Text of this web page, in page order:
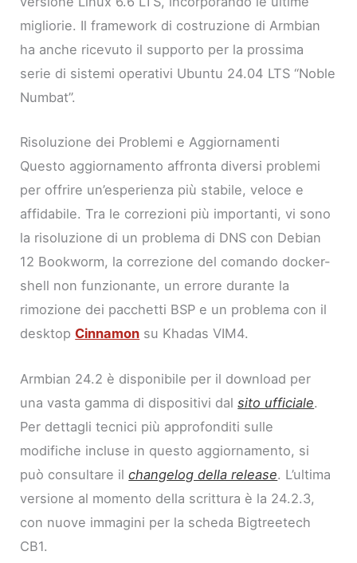
migliorie. Il framework di costruzione di Armbian
ha anche ricevuto il supporto per la prossima
serie di sistemi operativi Ubuntu 24.04 LTS “Noble
Numbat”.
Risoluzione dei Problemi e Aggiornamenti
Questo aggiornamento affronta diversi problemi
per offrire un’esperienza più stabile, veloce e
affidabile. Tra le correzioni più importanti, vi sono
la risoluzione di un problema di DNS con Debian
12 Bookworm, la correzione del comando docker-
shell non funzionante, un errore durante la
rimozione dei pacchetti BSP e un problema con il
desktopCinnamon su Khadas VIM4.
Armbian 24.2 è disponibile per il download per
una vasta gamma di dispositivi dalsito ufficiale.
Per dettagli tecnici più approfonditi sulle
modifiche incluse in questo aggiornamento, si
può consultare ilchangelog della release. L’ultima
versione al momento della scrittura è la 24.2.3,
con nuove immagini per la scheda Bigtreetech
CB1.